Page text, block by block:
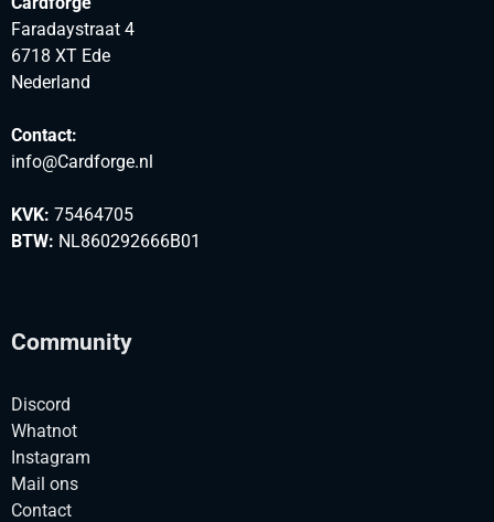
Faradaystraat 4
6718 XT Ede
Nederland
Contact:
info@Cardforge.nl
KVK: 75464705
BTW: NL860292666B01
Community
Discord
Whatnot
Instagram
Mail ons
Contact